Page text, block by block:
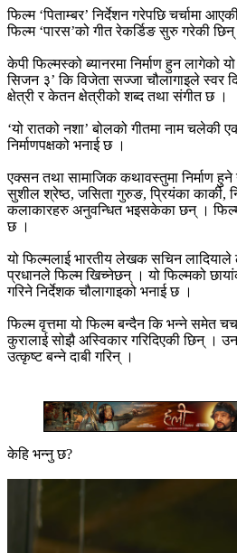
फिल्म ‘पिताम्बर’ निर्देशन गरेपछि चर्चामा
फिल्म ‘पारस’को गीत रेकर्डिङ सुरु गरेकी छिन्
केपी फिल्मस्को ब्यानरमा निर्माण हुन लागेको
सिजन ३’ कि विजेता सज्जा चौलागाइले स्वर
क्षेत्री र केतन क्षेत्रीको शब्द तथा संगीत छ ।
‘यो रातको नशा’ बोलको गीतमा नाम चलेकी
निर्माणपक्षको भनाई छ ।
एक्सन तथा सामाजिक कथावस्तुमा निर्माण हुने
सुशील श्रेष्ठ, जसिता गुरुङ, प्रियंका कार्की,
कलाकारहरु अनुवन्धित भइसकेका छन् ।
छ ।
यो फिल्मलाई भारतीय लेखक सचिन
प्रधानले फिल्म खिच्नेछन् । यो फिल्मको
गरिने निर्देशक चौलागाइको भनाई छ ।
फिल्म वृत्तमा यो फिल्म बन्दैन कि भन्ने समेत
कुरालाई सोझै अस्विकार गरिदिएकी छिन् ।
उत्कृष्ट बन्ने दाबी गरिन् ।
केहि भन्नु छ?